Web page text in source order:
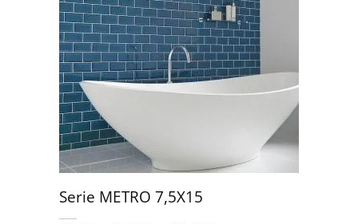
Serie METRO 7,5X15